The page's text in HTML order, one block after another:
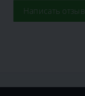
Написать отзыв